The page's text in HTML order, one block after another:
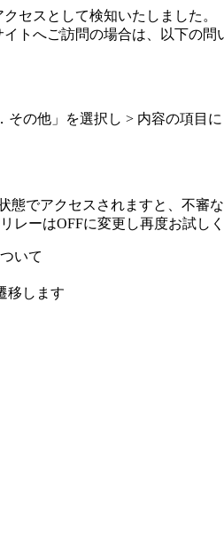
セスとして検知いたしました。
トへご訪問の場合は、以下の問
の他」を選択し > 内容の項目
でアクセスされますと、不審
レーはOFFに変更し再度お試しく
いて
移します